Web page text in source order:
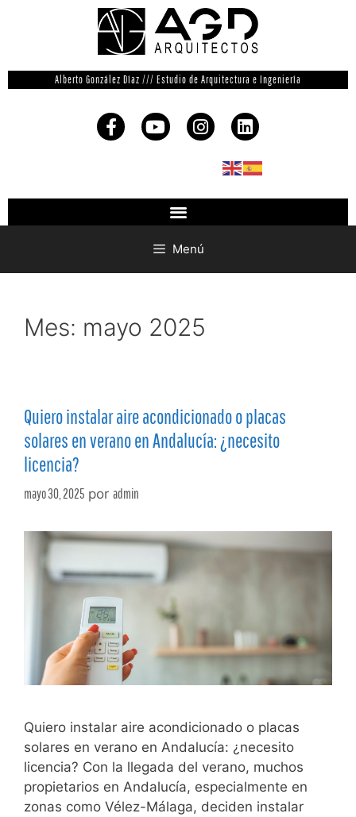
Alberto González Díaz /// Estudio de Arquitectura e Ingeniería
Menú
Mes: mayo 2025
Quiero instalar aire acondicionado o placas
solares en verano en Andalucía: ¿necesito
licencia?
mayo 30, 2025 por admin
Quiero instalar aire acondicionado o placas
solares en verano en Andalucía: ¿necesito
licencia? Con la llegada del verano, muchos
propietarios en Andalucía, especialmente en
zonas como Vélez-Málaga, deciden instalar